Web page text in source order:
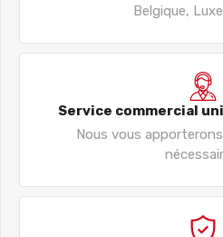
Belgique,
Service commercial
Nous vous